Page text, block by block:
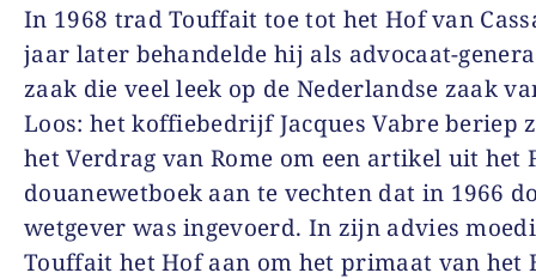
In 1968 trad Touffait toe tot het Hof van
jaar later behandelde hij als advocaat-
zaak die veel leek op de Nederlandse zaak
Loos: het koffiebedrijf Jacques Vabre beriep
het Verdrag van Rome om een artikel uit het
douanewetboek aan te vechten dat in 1966
wetgever was ingevoerd. In zijn advies
Touffait het Hof aan om het primaat van het